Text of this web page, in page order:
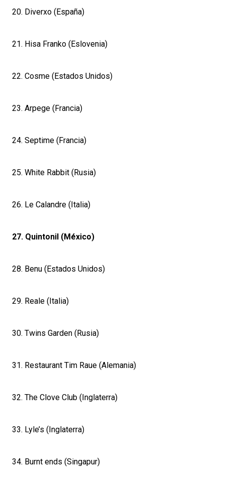
20. Diverxo (España)
21. Hisa Franko (Eslovenia)
22. Cosme (Estados Unidos)
23. Arpege (Francia)
24. Septime (Francia)
25. White Rabbit (Rusia)
26. Le Calandre (Italia)
27. Quintonil (México)
28. Benu (Estados Unidos)
29. Reale (Italia)
30. Twins Garden (Rusia)
31. Restaurant Tim Raue (Alemania)
32. The Clove Club (Inglaterra)
33. Lyle’s (Inglaterra)
34. Burnt ends (Singapur)